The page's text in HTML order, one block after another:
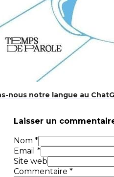
personnalisable pour
nous notre langue au
Laisser un
Nom *
Email *
Site web
Commentaire *